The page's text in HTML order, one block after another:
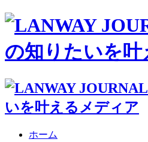
ホーム